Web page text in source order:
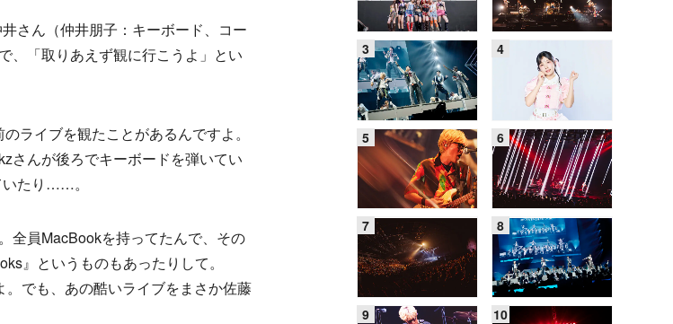
さん（仲井朋子：キーボード、コー
、「取りあえず観に行こうよ」とい
ライブを観たことがあるんですよ。
さんが後ろでキーボードを弾いてい
いたり……。
全員MacBookを持ってたんで、その
』というものもあったりして。
でも、あの酷いライブをまさか佐藤